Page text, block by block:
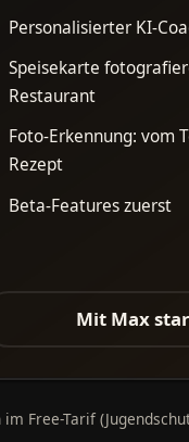
Personalisierter KI-
Speisekarte
Restaurant
Foto-Erkennung: vom
Rezept
Beta-Features zuerst
Mit Max
Free-Tarif